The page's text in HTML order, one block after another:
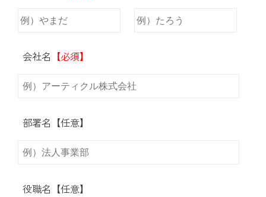
会社名 【必須】
部署名【任意】
役職名【任意】